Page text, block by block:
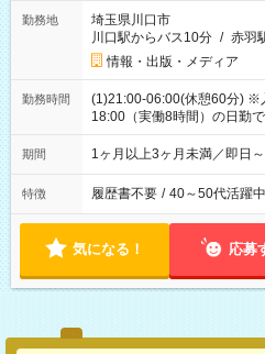
勤務地
埼玉県川口市
川口駅からバス10分 / 赤羽
情報・出版・メディア
勤務時間
(1)21:00-06:00(休憩60分) ※
18:00（実働8時間）の日勤
期間 1ヶ月以上3ヶ月未満／即日
特徴 履歴書不要 / 40～50代活躍中
気になる！ 応募